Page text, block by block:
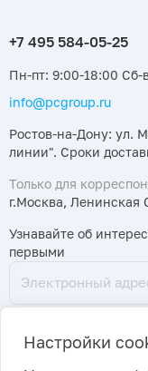
Пн-пт: 9:00-18:00 Сб-
info@pcgroup.ru
Ростов-на-Дону: ул.
линии". Сроки
Только для
г.Москва, Ленинская
Узнавайте об
первыми
Настройки